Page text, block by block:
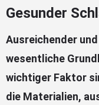
Gesunder
Ausreichender
wesentliche
wichtiger Faktor
die Materialien,